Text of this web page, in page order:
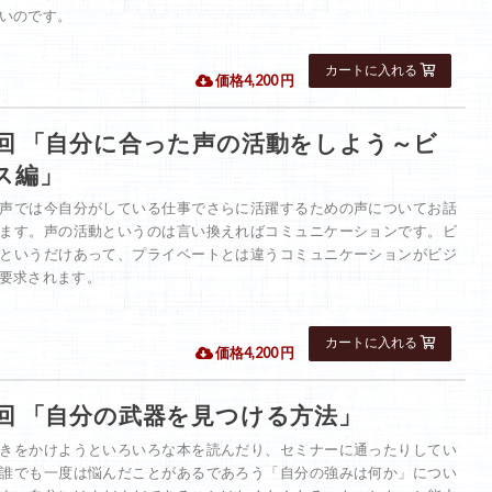
のです。
 価格4,200 円
「自分に合った声の活動をしよう～ビ
編」
では今自分がしている仕事でさらに活躍するための声についてお話
す。声の活動というのは言い換えればコミュニケーションです。ビ
いうだけあって、プライベートとは違うコミュニケーションがビジ
求されます。
 価格4,200 円
「自分の武器を見つける方法」
をかけようといろいろな本を読んだり、セミナーに通ったりしてい
でも一度は悩んだことがあるであろう「自分の強みは何か」につい